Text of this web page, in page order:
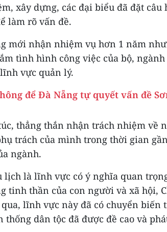
xây dựng, các đại biểu đã đặt câu
làm rõ vấn đề.
mới nhận nhiệm vụ hơn 1 năm
tình hình công việc của bộ, ngành
vực quản lý.
để Đà Nẵng tự quyết vấn đề
thẳng thắn nhận trách nhiệm về
trách của mình trong thời gian
ngành.
lịch là lĩnh vực có ý nghĩa quan
tinh thần của con người và xã hội,
lĩnh vực này đã có chuyển biến
dân tộc đã được đề cao và